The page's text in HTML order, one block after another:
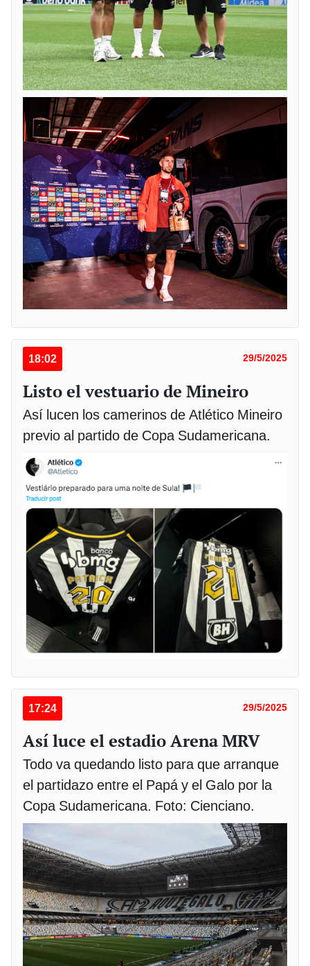
18:02 29/5/2025
Listo el vestuario de Mineiro
Así lucen los camerinos de Atlético Mineiro
previo al partido de Copa Sudamericana.
17:24 29/5/2025
Así luce el estadio Arena MRV
Todo va quedando listo para que arranque
el partidazo entre el Papá y el Galo por la
Copa Sudamericana. Foto: Cienciano.